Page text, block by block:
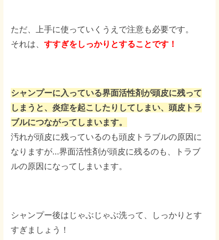
ただ、上手に使っていくうえで注意も必要です。
それは、すすぎをしっかりとすることです！
シャンプーに入っている界面活性剤が頭皮に残って
しまうと、炎症を起こしたりしてしまい、頭皮トラ
ブルにつながってしまいます。
汚れが頭皮に残っているのも頭皮トラブルの原因に
なりますが…界面活性剤が頭皮に残るのも、トラブ
ルの原因になってしまいます。
シャンプー後はじゃぶじゃぶ洗って、しっかりとす
すぎましょう！